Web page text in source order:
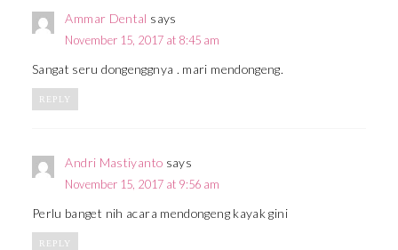
Ammar Dental says
November 15, 2017 at 8:45 am
Sangat seru dongenggnya . mari mendongeng.
REPLY
Andri Mastiyanto says
November 15, 2017 at 9:56 am
Perlu banget nih acara mendongeng kayak gini
REPLY